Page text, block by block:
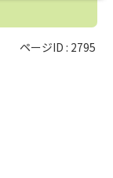
ページID : 2795